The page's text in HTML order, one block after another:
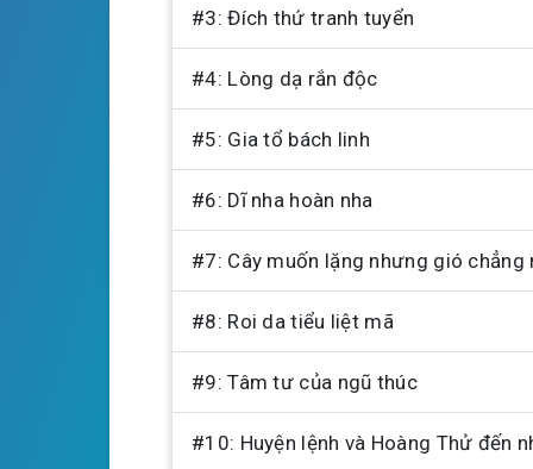
#3: Đích thứ tranh tuyển
#4: Lòng dạ rắn độc
#5: Gia tổ bách linh
#6: Dĩ nha hoàn nha
#7: Cây muốn lặng nhưng gió chẳng
#8: Roi da tiểu liệt mã
#9: Tâm tư của ngũ thúc
#10: Huyện lệnh và Hoàng Thử đến